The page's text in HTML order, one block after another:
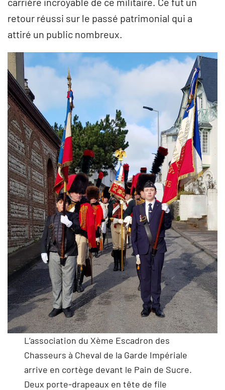
retour réussi sur le passé patrimonial qui a
attiré un public nombreux.
L’association du Xème Escadron des
Chasseurs à Cheval de la Garde Impériale
arrive en cortège devant le Pain de Sucre.
Deux porte-drapeaux en tête de file